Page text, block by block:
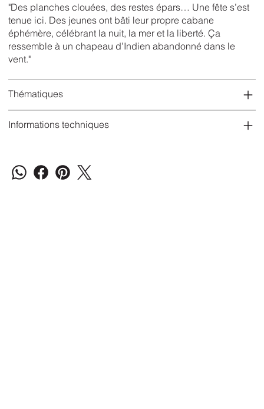
"Des planches clouées, des restes épars… Une fête s’est
tenue ici. Des jeunes ont bâti leur propre cabane
éphémère, célébrant la nuit, la mer et la liberté. Ça
ressemble à un chapeau d’Indien abandonné dans le
vent."
Thématiques
Informations techniques